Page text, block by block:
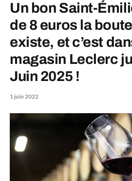
Un bon Saint-
de 8 euros la
existe, et c’est
magasin Leclerc
Juin 2025 !
1 juin 2022